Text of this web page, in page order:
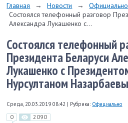
Главная → Новости → Официально
Состоялся телефонный разговор
Александра Лукашенко с...
Состоялся телефонный
Президента Беларуси
Лукашенко с
Нурсултаном
Среда, 20.03.2019 08:42 | Рубрика: Официально
0 2090